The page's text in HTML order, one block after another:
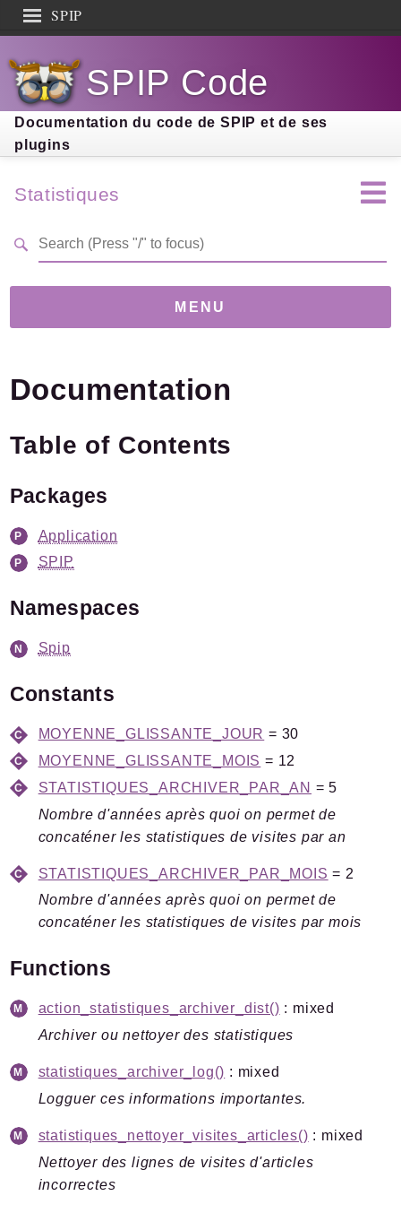
SPIP
Documentation
Contribution
Entraide
Découverte
SPIP Code
Documentation du code de SPIP et de ses
plugins
Statistiques
MENU
Links
Forge
Namespaces
Stats
Packages
SPIP /
Reports
Deprecated
Errors
Markers
Files
Documentation
Table of Contents
Packages
Application
SPIP
Namespaces
Spip
Constants
MOYENNE_GLISSANTE_JOUR = 30
MOYENNE_GLISSANTE_MOIS = 12
STATISTIQUES_ARCHIVER_PAR_AN = 5
Nombre d'années après quoi on permet de
concaténer les statistiques de visites par an
STATISTIQUES_ARCHIVER_PAR_MOIS = 2
Nombre d'années après quoi on permet de
concaténer les statistiques de visites par mois
Functions
action_statistiques_archiver_dist() : mixed
Archiver ou nettoyer des statistiques
statistiques_archiver_log() : mixed
Logguer ces informations importantes.
statistiques_nettoyer_visites_articles() : mixed
Nettoyer des lignes de visites d'articles
incorrectes
Search results